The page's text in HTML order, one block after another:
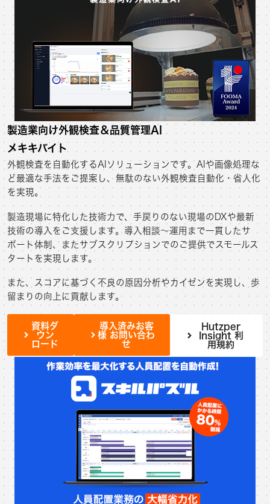
製造業向け外観検査＆品質管理AI
メキキバイト
外観検査を自動化するAIソリューションです。AIや画像処理な
ど最適な手法をご提案し、無駄のない外観検査自動化・省人化
を実現。
製造現場に特化した技術力で、手戻りのない現場のDXや最新
技術の導入をご支援します。導入相談～運用まで一貫したサ
ポート体制、またサブスクリプションでのご提供でスモールス
タートを実現します。
また、スコアに基づく不良の原因分析やカイゼンを実現し、歩
留まりの向上に貢献します。
資料ダ
ウン
ロード
導入済みお客
様 お問い合わ
せ
Hutzper
Insight 利
用規約